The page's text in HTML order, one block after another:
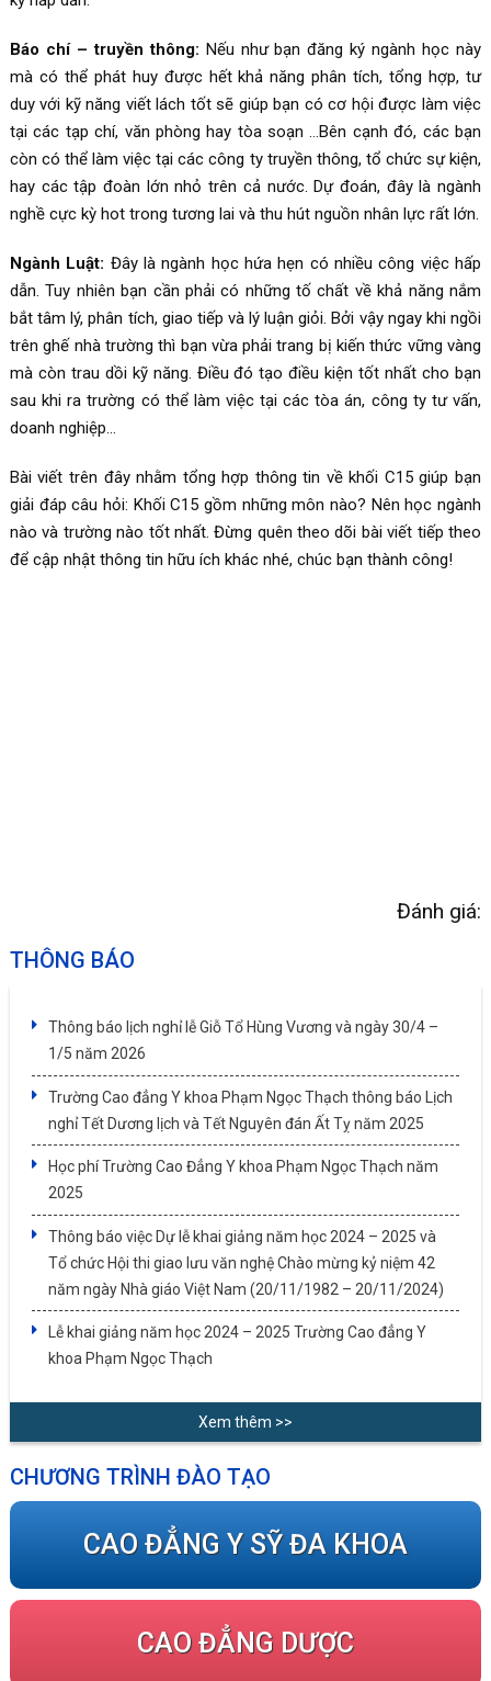
Báo chí – truyền thông: Nếu như bạn đăng ký ngành học này
mà có thể phát huy được hết khả năng phân tích, tổng hợp, tư
duy với kỹ năng viết lách tốt sẽ giúp bạn có cơ hội được làm việc
tại các tạp chí, văn phòng hay tòa soạn …Bên cạnh đó, các bạn
còn có thể làm việc tại các công ty truyền thông, tổ chức sự kiện,
hay các tập đoàn lớn nhỏ trên cả nước. Dự đoán, đây là ngành
nghề cực kỳ hot trong tương lai và thu hút nguồn nhân lực rất lớn.
Ngành Luật: Đây là ngành học hứa hẹn có nhiều công việc hấp
dẫn. Tuy nhiên bạn cần phải có những tố chất về khả năng nắm
bắt tâm lý, phân tích, giao tiếp và lý luận giỏi. Bởi vậy ngay khi ngồi
trên ghế nhà trường thì bạn vừa phải trang bị kiến thức vững vàng
mà còn trau dồi kỹ năng. Điều đó tạo điều kiện tốt nhất cho bạn
sau khi ra trường có thể làm việc tại các tòa án, công ty tư vấn,
doanh nghiệp…
Bài viết trên đây nhằm tổng hợp thông tin về khối C15 giúp bạn
giải đáp câu hỏi: Khối C15 gồm những môn nào? Nên học ngành
nào và trường nào tốt nhất. Đừng quên theo dõi bài viết tiếp theo
để cập nhật thông tin hữu ích khác nhé, chúc bạn thành công!
Đánh giá:
THÔNG BÁO
Thông báo lịch nghỉ lễ Giỗ Tổ Hùng Vương và ngày 30/4 –
1/5 năm 2026
Trường Cao đẳng Y khoa Phạm Ngọc Thạch thông báo Lịch
nghỉ Tết Dương lịch và Tết Nguyên đán Ất Tỵ năm 2025
Học phí Trường Cao Đẳng Y khoa Phạm Ngọc Thạch năm
2025
Thông báo việc Dự lễ khai giảng năm học 2024 – 2025 và
Tổ chức Hội thi giao lưu văn nghệ Chào mừng kỷ niệm 42
năm ngày Nhà giáo Việt Nam (20/11/1982 – 20/11/2024)
Lễ khai giảng năm học 2024 – 2025 Trường Cao đẳng Y
khoa Phạm Ngọc Thạch
Xem thêm >>
CHƯƠNG TRÌNH ĐÀO TẠO
CAO ĐẲNG Y SỸ ĐA KHOA
CAO ĐẲNG DƯỢC